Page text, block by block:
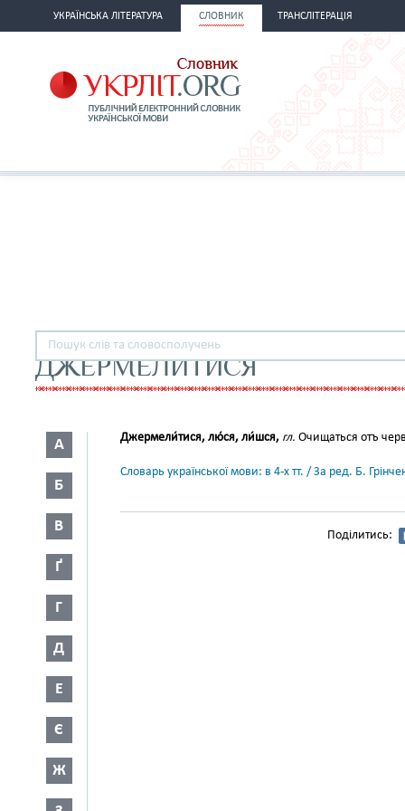
УКРАЇНСЬКА ЛІТЕРАТУРА СЛОВНИК ТРАНСЛІТЕРАЦІЯ
ДЖЕРМЕЛИТИСЯ
А
Б
В
Ґ
Г
Д
Е
Є
Ж
Джермели́тися, лю́ся, ли́шся, гл. Очищаться отъ
Словарь української мови: в 4-х тт. / За ред. Б.
Поділитись: